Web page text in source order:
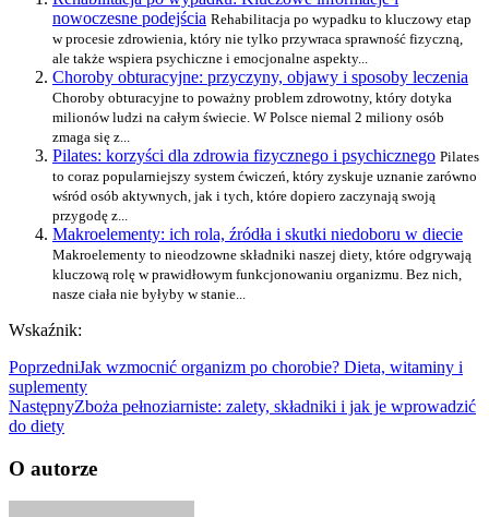
nowoczesne podejścia Rehabilitacja po wypadku to kluczowy etap
w procesie zdrowienia, który nie tylko przywraca sprawność fizyczną,
ale także wspiera psychiczne i emocjonalne aspekty...
Choroby obturacyjne: przyczyny, objawy i sposoby leczenia
Choroby obturacyjne to poważny problem zdrowotny, który dotyka
milionów ludzi na całym świecie. W Polsce niemal 2 miliony osób
zmaga się z...
Pilates: korzyści dla zdrowia fizycznego i psychicznego Pilates
to coraz popularniejszy system ćwiczeń, który zyskuje uznanie zarówno
wśród osób aktywnych, jak i tych, które dopiero zaczynają swoją
przygodę z...
Makroelementy: ich rola, źródła i skutki niedoboru w diecie
Makroelementy to nieodzowne składniki naszej diety, które odgrywają
kluczową rolę w prawidłowym funkcjonowaniu organizmu. Bez nich,
nasze ciała nie byłyby w stanie...
Wskaźnik:
PoprzedniJak wzmocnić organizm po chorobie? Dieta, witaminy i
suplementy
NastępnyZboża pełnoziarniste: zalety, składniki i jak je wprowadzić
do diety
O autorze